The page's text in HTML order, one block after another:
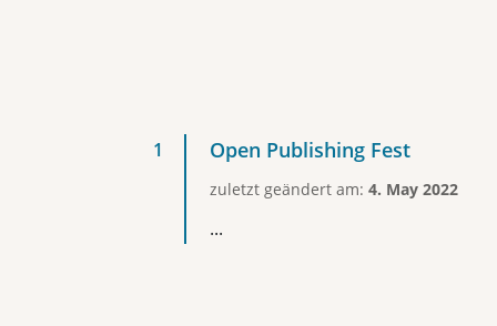
Open Publishing Fest
zuletzt geändert am: 4. May 2022
...